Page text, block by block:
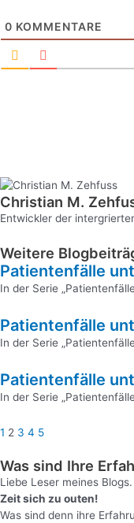
0 KOMMENTARE
Christian M.
Entwickler der
Weitere
Patientenfälle
In der Serie
Patientenfälle
In der Serie
Patientenfälle
In der Serie
Seite
1
Seite
2
Seite
3
Seite
4
Seite
5
Was sind Ihre
Liebe Leser meines Blogs.
Zeit sich zu outen!
Was sind denn ihre